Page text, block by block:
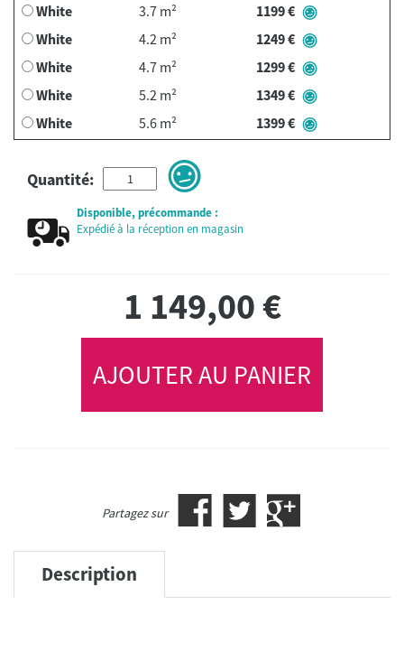
White
3.7 m²
1199 €
White
4.2 m²
1249 €
White
4.7 m²
1299 €
White
5.2 m²
1349 €
White
5.6 m² 1399 €
Quantité:
Disponible, précommande :
Expédié à la réception en magasin
1 149,00€
AJOUTER AU PANIER
Partagez sur
Description